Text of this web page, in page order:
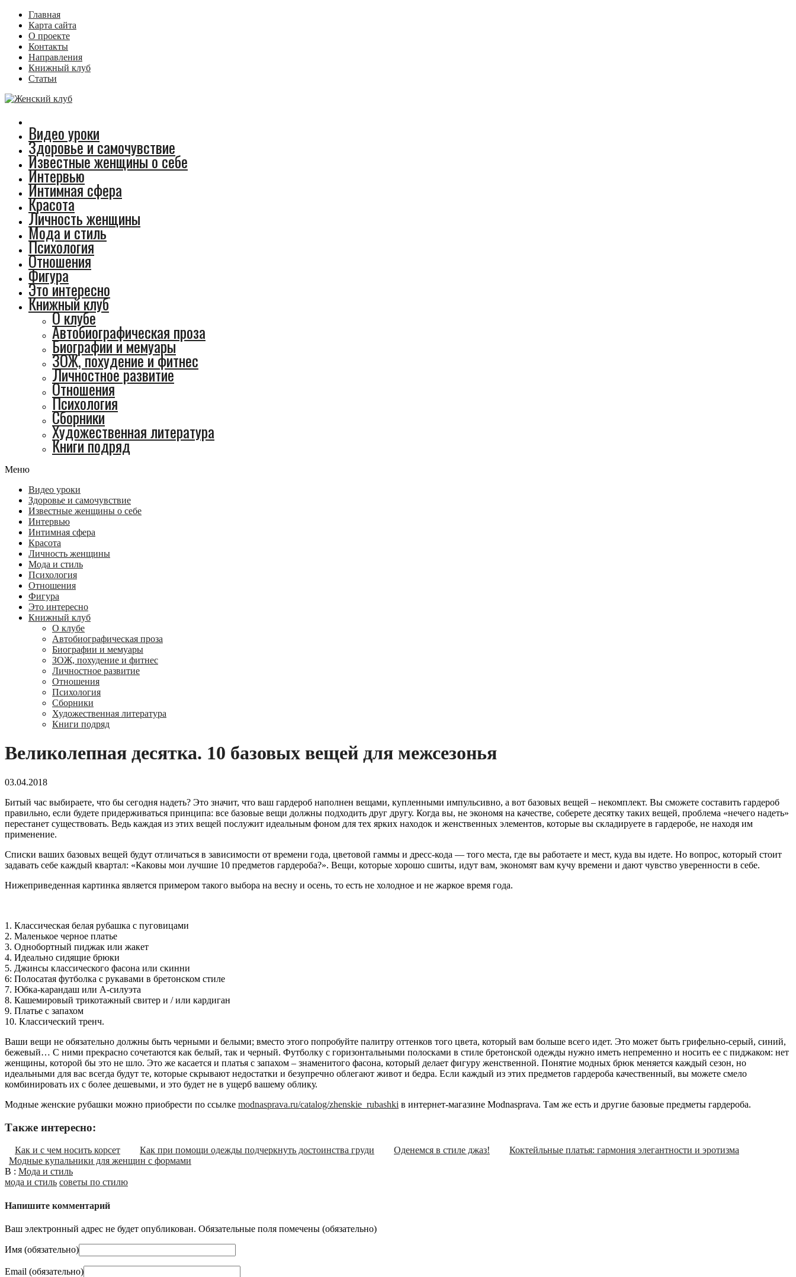
Главная
Карта сайта
О проекте
Контакты
Направления
Книжный клуб
Статьи
Видео уроки
Здоровье и самочувствие
Известные женщины о себе
Интервью
Интимная сфера
Красота
Личность женщины
Мода и стиль
Психология
Отношения
Фигура
Это интересно
Книжный клуб
О клубе
Автобиографическая проза
Биографии и мемуары
ЗОЖ, похудение и фитнес
Личностное развитие
Отношения
Психология
Сборники
Художественная литература
Книги подряд
Меню
Видео уроки
Здоровье и самочувствие
Известные женщины о себе
Интервью
Интимная сфера
Красота
Личность женщины
Мода и стиль
Психология
Отношения
Фигура
Это интересно
Книжный клуб
О клубе
Автобиографическая проза
Биографии и мемуары
ЗОЖ, похудение и фитнес
Личностное развитие
Отношения
Психология
Сборники
Художественная литература
Книги подряд
Великолепная десятка. 10 базовых вещей для межсезонья
03.04.2018
Битый час выбираете, что бы сегодня надеть? Это значит, что ваш гардероб наполнен вещами, купленными импульсивно, а вот базовых вещей – некомплект. Вы сможете составить гардероб
правильно, если будете придерживаться принципа: все базовые вещи должны подходить друг другу. Когда вы, не экономя на качестве, соберете десятку таких вещей, проблема «нечего надеть»
перестанет существовать. Ведь каждая из этих вещей послужит идеальным фоном для тех ярких находок и женственных элементов, которые вы складируете в гардеробе, не находя им
применение.
Списки ваших базовых вещей будут отличаться в зависимости от времени года, цветовой гаммы и дресс-кода — того места, где вы работаете и мест, куда вы идете. Но вопрос, который стоит
задавать себе каждый квартал: «Каковы мои лучшие 10 предметов гардероба?». Вещи, которые хорошо сшиты, идут вам, экономят вам кучу времени и дают чувство уверенности в себе.
Нижеприведенная картинка является примером такого выбора на весну и осень, то есть не холодное и не жаркое время года.
1. Классическая белая рубашка с пуговицами
2. Маленькое черное платье
3. Однобортный пиджак или жакет
4. Идеально сидящие брюки
5. Джинсы классического фасона или скинни
6: Полосатая футболка с рукавами в бретонском стиле
7. Юбка-карандаш или А-силуэта
8. Кашемировый трикотажный свитер и / или кардиган
9. Платье с запахом
10. Классический тренч.
Ваши вещи не обязательно должны быть черными и белыми; вместо этого попробуйте палитру оттенков того цвета, который вам больше всего идет. Это может быть грифельно-серый, синий,
бежевый… С ними прекрасно сочетаются как белый, так и черный. Футболку с горизонтальными полосками в стиле бретонской одежды нужно иметь непременно и носить ее с пиджаком: нет
женщины, которой бы это не шло. Это же касается и платья с запахом – знаменитого фасона, который делает фигуру женственной. Понятие модных брюк меняется каждый сезон, но
идеальными для вас всегда будут те, которые скрывают недостатки и безупречно облегают живот и бедра. Если каждый из этих предметов гардероба качественный, вы можете смело
комбинировать их с более дешевыми, и это будет не в ущерб вашему облику.
Модные женские рубашки можно приобрести по ссылке modnasprava.ru/catalog/zhenskie_rubashki в интернет-магазине Modnasprava. Там же есть и другие базовые предметы гардероба.
Также интересно:
Как и с чем носить корсет Как при помощи одежды подчеркнуть достоинства груди Оденемся в стиле джаз!
Коктейльные платья: гармония элегантности и эротизма
Модные купальники для женщин с формами
В : Мода и стиль
мода и стиль советы по стилю
Напишите комментарий
Ваш электронный адрес не будет опубликован. Обязательные поля помечены (обязательно)
Имя (обязательно)
Email (обязательно)